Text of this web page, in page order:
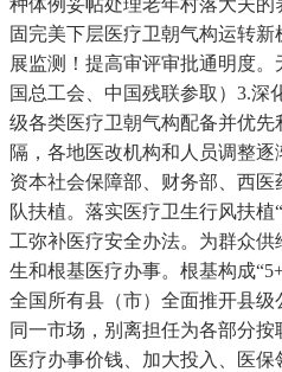
种体例妥帖处理老年村落大夫
固完美下层医疗卫朝气构运转
展监测！提高审评审批通明度
国总工会、中国残联参取）3.深
级各类医疗卫朝气构配备并优
隔，各地医改机构和人员调整
资本社会保障部、财务部、西
队扶植。落实医疗卫生行风扶
工弥补医疗安全办法。为群众
生和根基医疗办事。根基构成
全国所有县（市）全面推开县
同一市场，别离担任为各部分
医疗办事价钱、加大投入、医